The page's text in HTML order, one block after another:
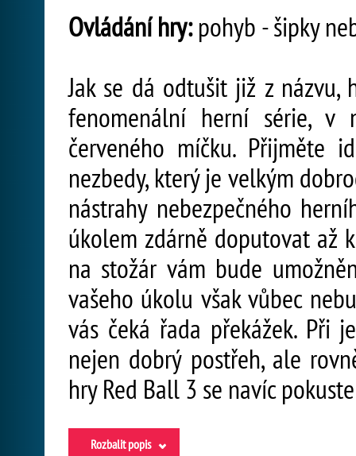
Ovládání hry:pohyb - šipky
Jak se dá odtušit již z
fenomenální herní série, v
červeného míčku. Přijměte
nezbedy, který je velkým
nástrahy nebezpečného
úkolem zdárně doputovat až
na stožár vám bude
vašeho úkolu však vůbec
vás čeká řada překážek. Při
nejen dobrý postřeh, ale
hry Red Ball 3 se navíc
Rozbalit popis